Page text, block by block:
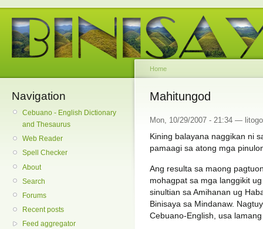
Navigation
Cebuano - English Dictionary
and Thesaurus
Web Reader
Spell Checker
About
Search
Forums
Recent posts
Feed aggregator
Home
Mahitungod
Mon, 10/29/2007 - 21:34 — litogo
Kining balayana naggikan ni
pamaagi sa atong mga
Ang resulta sa maong
mohagpat sa mga langgikit
sinultian sa Amihanan ug
Binisaya sa Mindanaw.
Cebuano-English, usa